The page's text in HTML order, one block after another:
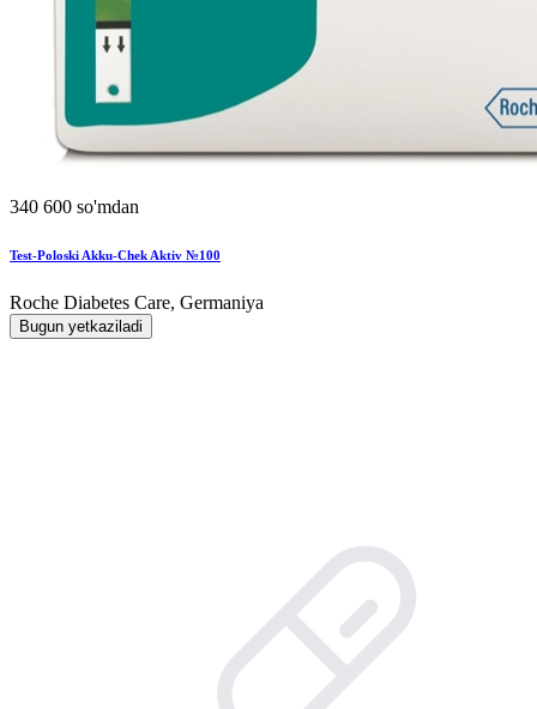
340 600 so'mdan
Test-Poloski Akku-Chek Aktiv №100
Roche Diabetes Care, Germaniya
Bugun yetkaziladi